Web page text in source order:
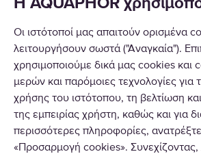
Η AQUAPHOR
Οι ιστότοποί μας απαιτούν ορισμένα
λειτουργήσουν σωστά ("Αναγκαία").
χρησιμοποιούμε δικά μας cookies και
μερών και παρόμοιες τεχνολογίες για
χρήσης του ιστότοπου, τη βελτίωση
της εμπειρίας χρήστη, καθώς και για
περισσότερες πληροφορίες,
«Προσαρμογή cookies».
ΠΡΟΪΟΝΤΑ
ΣΧΕΤΙΚΑ ΜΕ ΕΜΑΣ